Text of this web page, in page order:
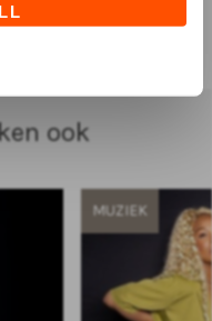
ook
MUZIEK